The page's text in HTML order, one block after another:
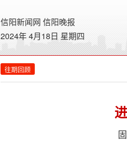
信阳新闻网 信阳晚报
2024年 4月18日 星期四
往期回顾